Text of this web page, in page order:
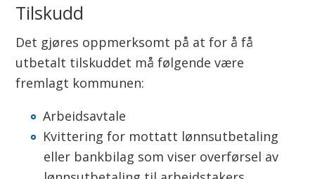
Tilskudd
Det gjøres oppmerksomt på at for å få
utbetalt tilskuddet må følgende være
fremlagt kommunen:
Arbeidsavtale
Kvittering for mottatt lønnsutbetaling
eller bankbilag som viser overførsel av